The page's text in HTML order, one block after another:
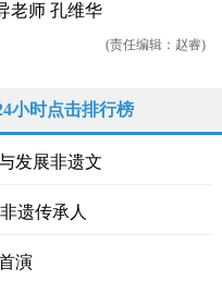
老师 孔维华
(责任编辑：赵睿)
小时点击排行榜
发展非遗文
遗传承人
演